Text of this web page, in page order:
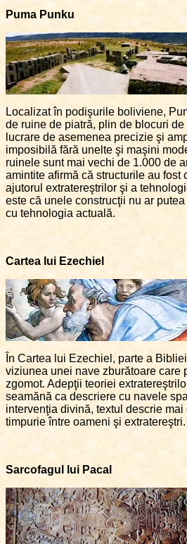
Puma Punku
Localizat în podişurile boliviene,
de ruine de piatră, plin de blocuri
lucrare de asemenea precizie şi
imposibilă fără unelte şi maşini
ruinele sunt mai vechi de 1.000 de
amintite afirmă că structurile au fost
ajutorul extratereştrilor şi a
este că unele construcţii nu ar
cu tehnologia actuală.
Cartea lui Ezechiel
În Cartea lui Ezechiel, parte a
viziunea unei nave zburătoare care
zgomot. Adepţii teoriei
seamănă ca descriere cu navele
intervenţia divină, textul descrie
timpurie între oameni şi extratereştri.
Sarcofagul lui Pacal